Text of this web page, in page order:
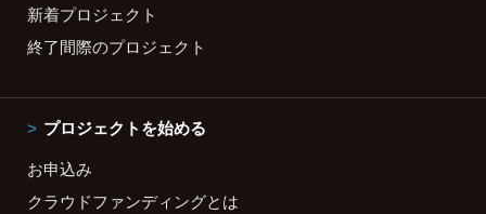
新着プロジェクト
終了間際のプロジェクト
プロジェクトを始める
お申込み
クラウドファンディングとは